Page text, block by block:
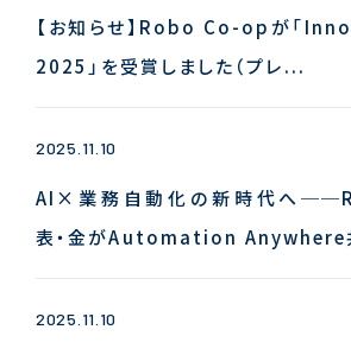
【お知らせ】Robo Co-opが「
2025」を受賞しました（プレ...
2025.11.10
AI×業務自動化の新時代へ
表・金がAutomation Anywhere
2025.11.10